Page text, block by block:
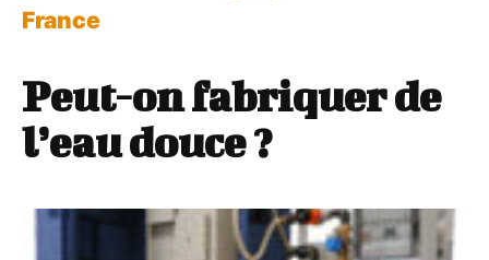
France
Peut-on fabriquer de
l’eau douce ?